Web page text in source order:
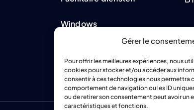
Gérer le
Pour offrir les meilleures expériences, nous
cookies pour stocker et/ou accéder aux
consentir à ces technologies nous permettra
comportement de navigation ou les ID
ou de retirer son consentement peut avoir un
caractéristiques et fonctions.
Windows